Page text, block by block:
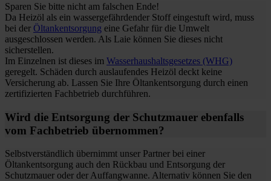
Sparen Sie bitte nicht am falschen Ende!
Da Heizöl als ein wassergefährdender Stoff eingestuft wird, muss
bei der Öltankentsorgung eine Gefahr für die Umwelt
ausgeschlossen werden. Als Laie können Sie dieses nicht
sicherstellen.
Im Einzelnen ist dieses im Wasserhaushaltsgesetzes (WHG)
geregelt. Schäden durch auslaufendes Heizöl deckt keine
Versicherung ab. Lassen Sie Ihre Öltankentsorgung durch einen
zertifizierten Fachbetrieb durchführen.
Wird die Entsorgung der Schutzmauer ebenfalls
vom Fachbetrieb übernommen?
Selbstverständlich übernimmt unser Partner bei einer
Öltankentsorgung auch den Rückbau und Entsorgung der
Schutzmauer oder der Auffangwanne. Alternativ können Sie den